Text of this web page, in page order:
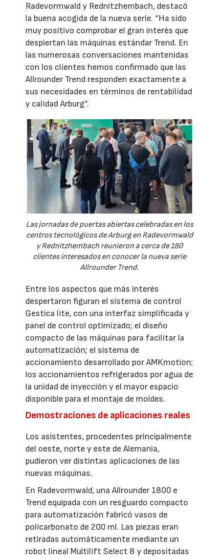
Radevormwald y Rednitzhembach, destacó
la buena acogida de la nueva serie. “Ha sido
muy positivo comprobar el gran interés que
despiertan las máquinas estándar Trend. En
las numerosas conversaciones mantenidas
con los clientes hemos confirmado que las
Allrounder Trend responden exactamente a
sus necesidades en términos de rentabilidad
y calidad Arburg”.
Las jornadas de puertas abiertas celebradas en los
centros tecnológicos de Arburg en Radevormwald
y Rednitzhembach reunieron a cerca de 180
clientes interesados en conocer la nueva serie
Allrounder Trend.
Entre los aspectos que más interés
despertaron figuran el sistema de control
Gestica lite, con una interfaz simplificada y
panel de control optimizado; el diseño
compacto de las máquinas para facilitar la
automatización; el sistema de
accionamiento desarrollado por AMKmotion;
los accionamientos refrigerados por agua de
la unidad de inyección y el mayor espacio
disponible para el montaje de moldes.
Demostraciones de aplicaciones reales
Los asistentes, procedentes principalmente
del oeste, norte y este de Alemania,
pudieron ver distintas aplicaciones de las
nuevas máquinas.
En Radevormwald, una Allrounder 1800 e
Trend equipada con un resguardo compacto
para automatización fabricó vasos de
policarbonato de 200 ml. Las piezas eran
retiradas automáticamente mediante un
robot lineal Multilift Select 8 y depositadas